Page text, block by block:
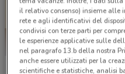
Burger King
il relativo consenso) insieme alle
rete e agli identificativi del
condivisi con terze parti per
le esperienze applicative sulle
nel paragrafo 13.b della nostra
anche essere utilizzati per la
scientifiche e statistiche, analisi